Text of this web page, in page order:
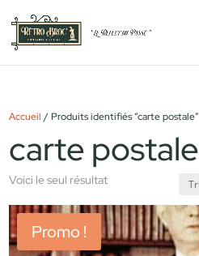
Accueil / Produits identifiés “carte postale”
carte postale
Voici le seul résultat
Promo !